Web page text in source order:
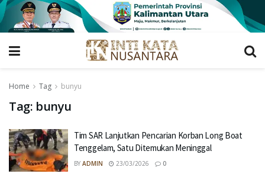
Home Tag bunyu
Tag: bunyu
Tim SAR Lanjutkan Pencarian Korban Long Boat
Tenggelam, Satu Ditemukan Meninggal
BY ADMIN 23/03/2026 0